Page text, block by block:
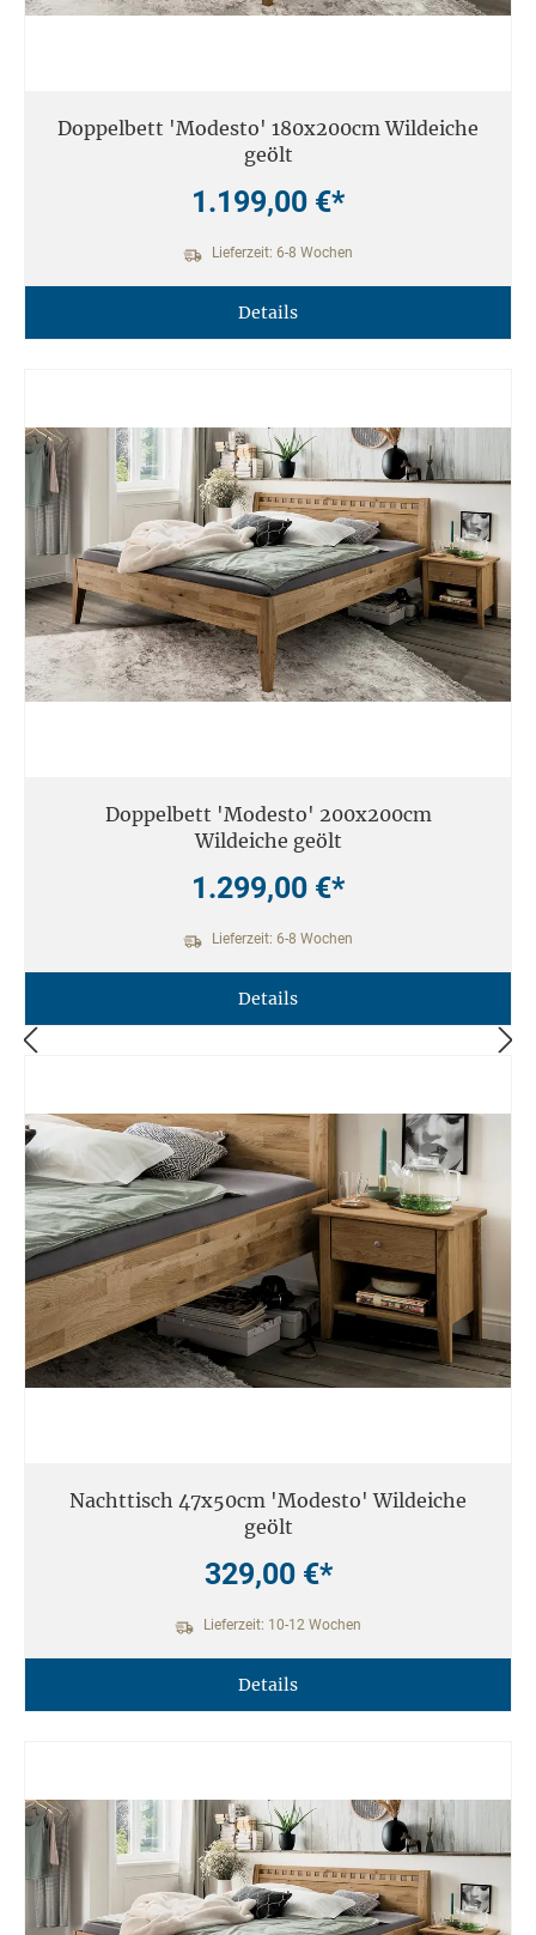
Doppelbett 'Modesto' 180x200cm Wildeiche
geölt
1.199,00 €*
Lieferzeit: 6-8 Wochen
Details
Doppelbett 'Modesto' 200x200cm
Wildeiche geölt
1.299,00 €*
Lieferzeit: 6-8 Wochen
Details
Nachttisch 47x50cm 'Modesto' Wildeiche
geölt
329,00 €*
Lieferzeit: 10-12 Wochen
Details